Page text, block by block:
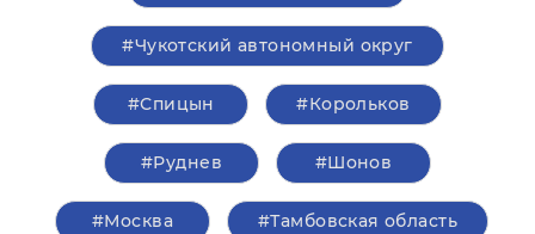
#Чукотский автономный округ
#Спицын #Корольков
#Руднев #Шонов
#Москва #Тамбовская область